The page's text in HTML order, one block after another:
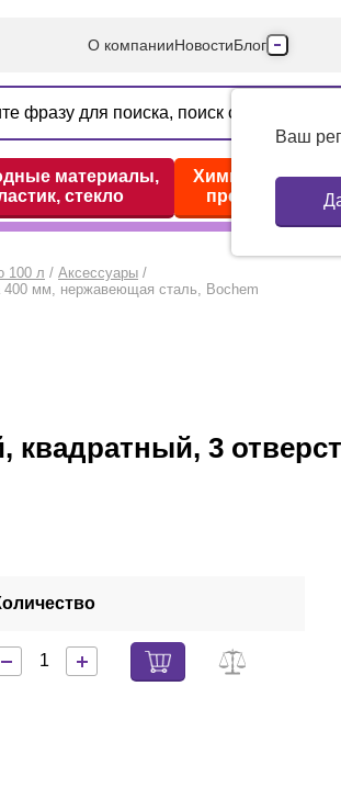
О компанииНовостиБлог
Ваш
материалы,
стекло
Химические
препараты,
100 л / Аксессуары /
мм, нержавеющая сталь, Bochem
3